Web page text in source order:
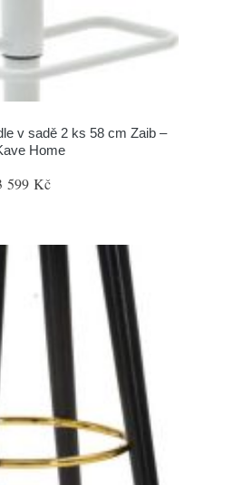
v sadě 2 ks 58 cm Zaib –
Home
599 Kč